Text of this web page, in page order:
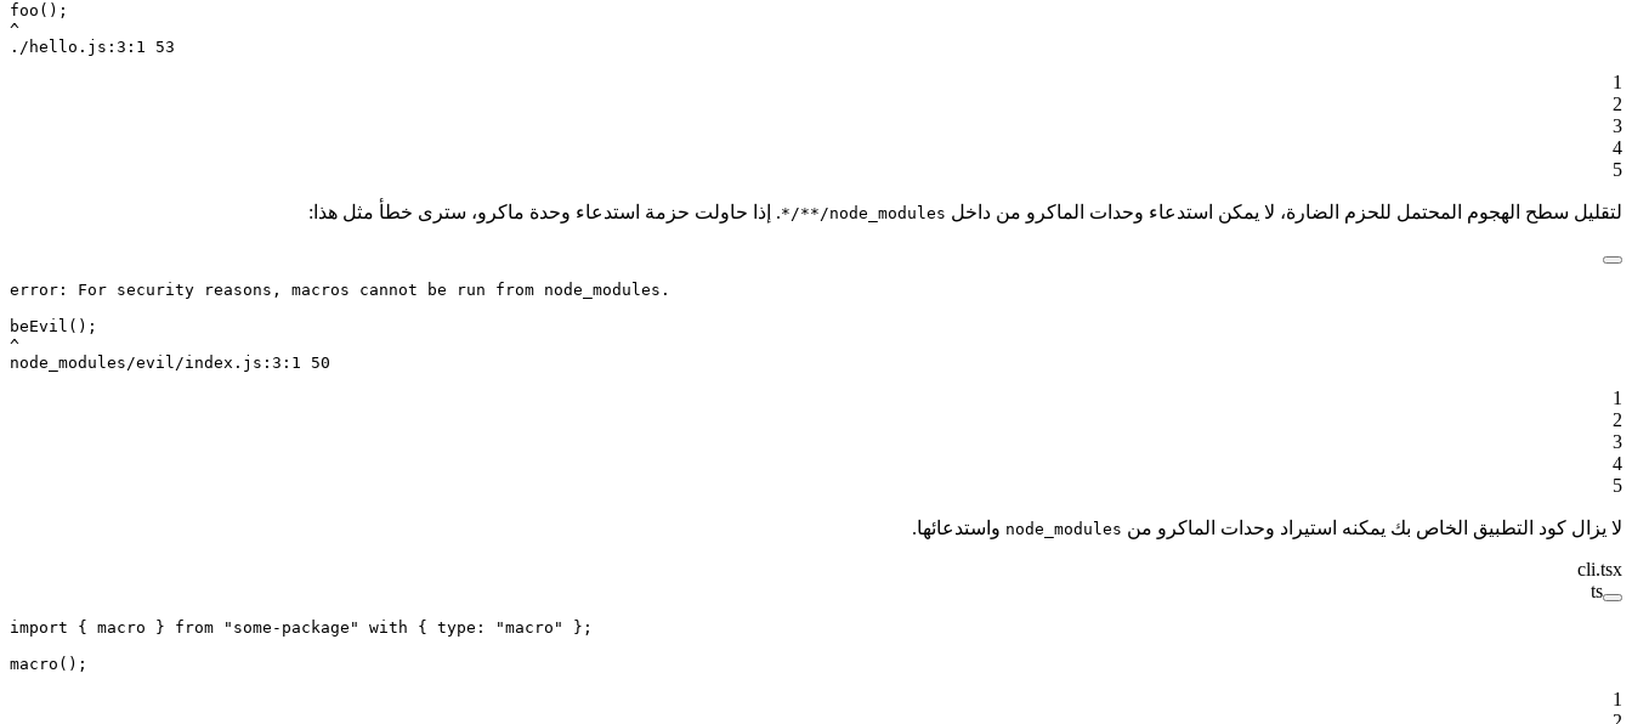
foo();
^
./hello.js:3:1 53
1
2
3
4
5
لتقليل سطح الهجوم المحتمل للحزم الضارة، لا يمكن استدعاء وحدات الماكرو من داخل node_modules/**/* . إذا حاولت حزمة استدعاء وحدة ماكرو، سترى خطأ مثل هذا:
error: For security reasons, macros cannot be run from node_modules.
beEvil();
^
node_modules/evil/index.js:3:1 50
1
2
3
4
5
لا يزال كود التطبيق الخاص بك يمكنه استيراد وحدات الماكرو من node_modules واستدعائها.
cli.tsx
ts
import { macro } from "some-package" with { type: "macro"
};
macro ();
1